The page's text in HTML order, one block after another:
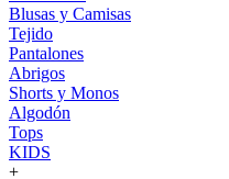
Blusas y Camisas
Tejido
Pantalones
Abrigos
Shorts y Monos
Algodón
Tops
KIDS
+